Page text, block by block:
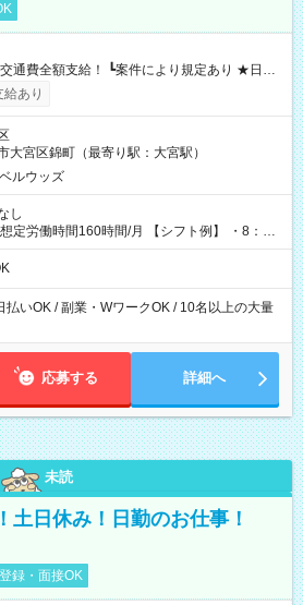
り） ┗働いたその日に現金GET♪ お仕事後はコ
分を引き落とせます！ 【試用期間】試
あり
大宮区錦町（最寄り駅：大宮駅）
ルウッズ
し
間160時間/月 【シフト例】 ・8：00
払いOK / 副業・WワークOK / 10名以上の大量
応募する 詳細へ
未読
土日休み！日勤のお仕事！
録・面接OK